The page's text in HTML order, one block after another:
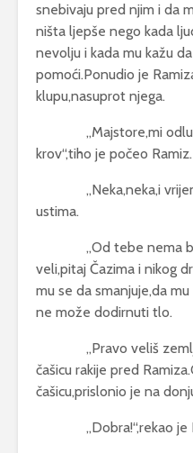
snebivaju pred njim i da
ništa ljepše nego kada
nevolju i kada mu kažu
pomoći.Ponudio je
klupu,nasuprot njega.
,,Majstore,mi
krov“,tiho je počeo Ramiz.
,,Neka,neka,i vrijeme
ustima.
,,Od tebe nema
veli,pitaj Čazima i nikog
mu se da smanjuje,da
ne može dodirnuti tlo.
,,Pravo veliš
čašicu rakije pred
čašicu,prislonio je na
,,Dobra!“,rekao je